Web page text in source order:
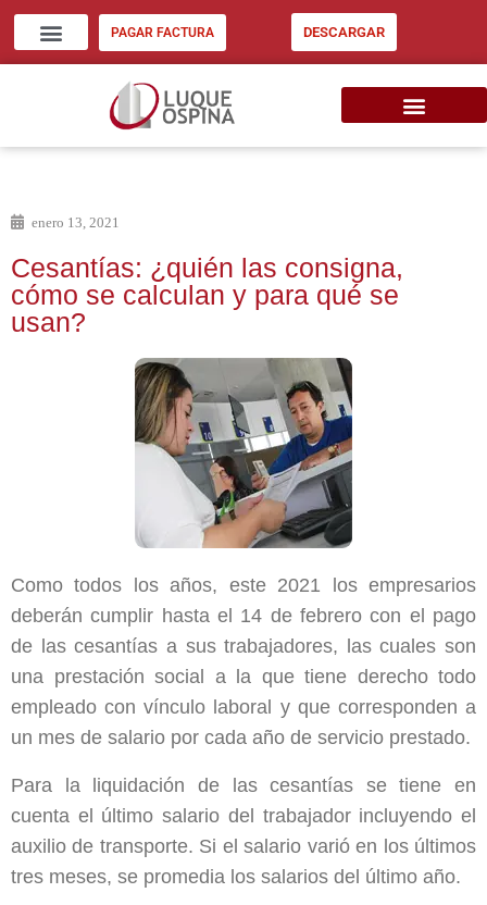
PAGAR FACTURA DESCARGAR
enero 13, 2021
Cesantías: ¿quién las consigna,
cómo se calculan y para qué se
usan?
Como todos los años, este 2021 los empresarios
deberán cumplir hasta el 14 de febrero con el pago
de las cesantías a sus trabajadores, las cuales son
una prestación social a la que tiene derecho todo
empleado con vínculo laboral y que corresponden a
un mes de salario por cada año de servicio prestado.
Para la liquidación de las cesantías se tiene en
cuenta el último salario del trabajador incluyendo el
auxilio de transporte. Si el salario varió en los últimos
tres meses, se promedia los salarios del último año.